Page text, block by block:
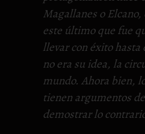
Magallanes o
este último que fue
llevar con éxito
no era su idea, la
mundo. Ahora bien,
tienen argumentos
demostrar lo